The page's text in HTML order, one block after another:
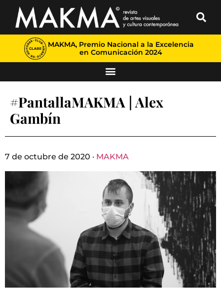
MAKMA, Premio Nacional a la Excelencia
en Comunicación 2024
#PantallaMAKMA | Alex
Gambín
7 de octubre de 2020 · MAKMA